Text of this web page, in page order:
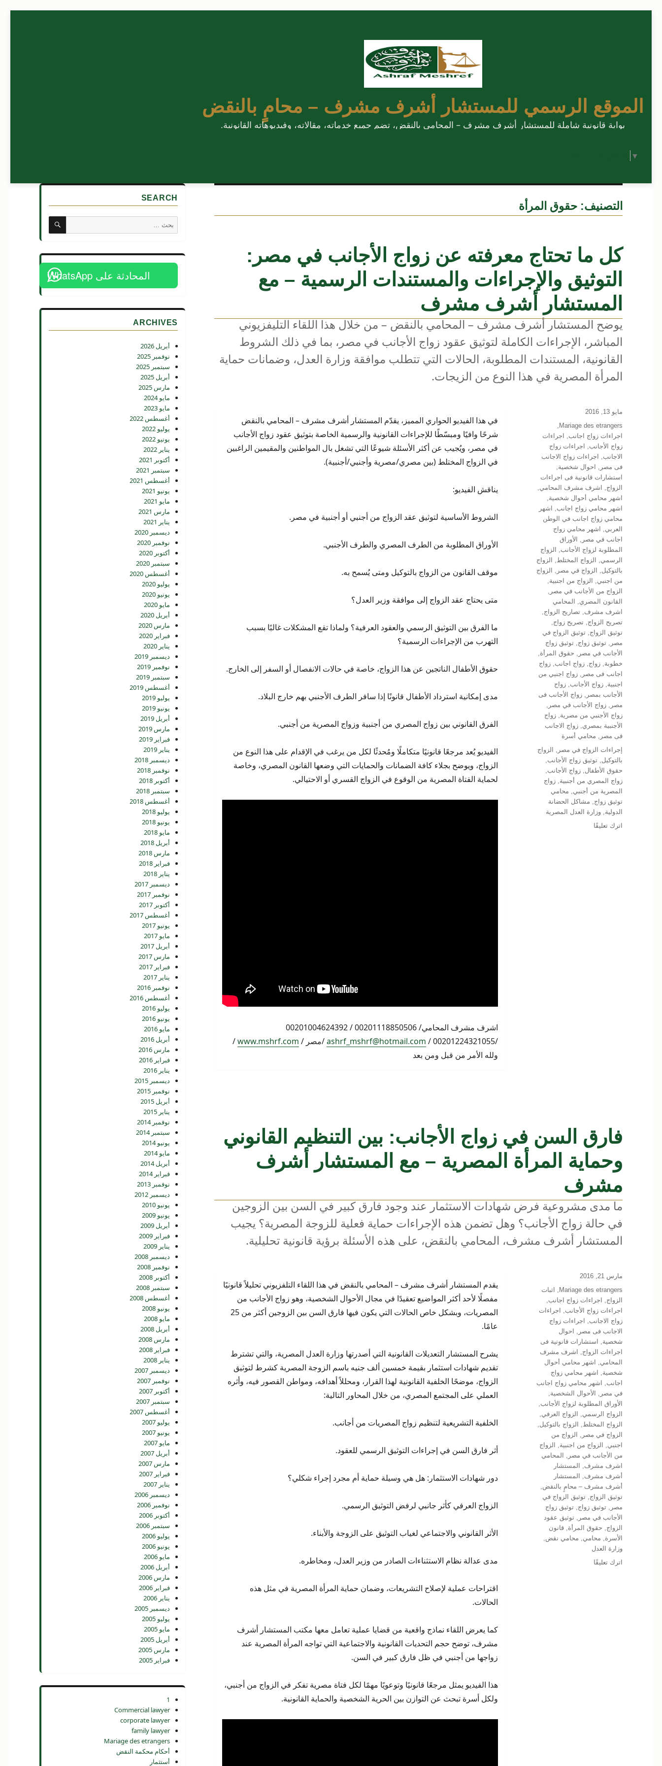
الموقع الرسمي للمستشار أشرف مشرف – محامٍ بالنقض
بوابة قانونية شاملة للمستشار أشرف مشرف – المحامي بالنقض، تضم جميع خدماته، مقالاته، وفيديوهاته القانونية.
▼
التصنيف:حقوق المرأة
كل ما تحتاج معرفته عن زواج الأجانب في مصر:
التوثيق والإجراءات والمستندات الرسمية – مع
المستشار أشرف مشرف
يوضح المستشار أشرف مشرف – المحامي بالنقض – من خلال هذا اللقاء التليفزيوني
المباشر، الإجراءات الكاملة لتوثيق عقود زواج الأجانب في مصر، بما في ذلك الشروط
القانونية، المستندات المطلوبة، الحالات التي تتطلب موافقة وزارة العدل، وضمانات حماية
المرأة المصرية في هذا النوع من الزيجات.
في هذا الفيديو الحواري المميز، يقدّم المستشار أشرف مشرف – المحامي بالنقض
شرحًا وافيًا ومبسّطًا للإجراءات القانونية والرسمية الخاصة بتوثيق عقود زواج الأجانب
في مصر، ويُجيب عن أكثر الأسئلة شيوعًا التي تشغل بال المواطنين والمقيمين الراغبين
في الزواج المختلط (بين مصري/مصرية وأجنبي/أجنبية).
يناقش الفيديو:
الشروط الأساسية لتوثيق عقد الزواج من أجنبي أو أجنبية في مصر.
الأوراق المطلوبة من الطرف المصري والطرف الأجنبي.
موقف القانون من الزواج بالتوكيل ومتى يُسمح به.
متى يحتاج عقد الزواج إلى موافقة وزير العدل؟
ما الفرق بين التوثيق الرسمي والعقود العرفية؟ ولماذا تقع المشكلات غالبًا بسبب
التهرب من الإجراءات الرسمية؟
حقوق الأطفال الناتجين عن هذا الزواج، خاصة في حالات الانفصال أو السفر إلى الخارج.
مدى إمكانية استرداد الأطفال قانونًا إذا سافر الطرف الأجنبي بهم خارج البلاد.
الفرق القانوني بين زواج المصري من أجنبية وزواج المصرية من أجنبي.
الفيديو يُعد مرجعًا قانونيًا متكاملًا ومُحدثًا لكل من يرغب في الإقدام على هذا النوع من
الزواج، ويوضح بجلاء كافة الضمانات والحمايات التي وضعها القانون المصري، وخاصة
لحماية الفتاة المصرية من الوقوع في الزواج القسري أو الاحتيالي.
اشرف مشرف المحامي/ 00201118850506 / 00201004624392
/00201224321055 /
ashrf_mshrf@hotmail.com/مصر / www.mshrf.com
/
ولله الأمر من قبل ومن بعد
نُشرت
مايو 13, 2016
التصنيفات
Mariage des etrangers
,
اجراءات زواج اجانب,
اجراءات
زواج الأجانب,
اجراءات زواج
الاجانب,
اجراءات زواج الاجانب
فى مصر , احوال شخصية,
استشارات قانونية فى اجراءات
الزواج, اشرف مشرف المحامي,
اشهر محامي أحوال شخصية,
اشهر محامي زواج اجانب,
اشهر
محامي زواج اجانب في الوطن
العربي,
اشهر محامي زواج
اجانب في مصر ,
الأوراق
المطلوبة لزواج الأجانب,
الزواج
الرسمي, الزواج المختلط,
الزواج
بالتوكيل, الزواج في مصر ,
الزواج
من اجنبي, الزواج من اجنبية,
الزواج من الأجانب في مصر ,
القانون المصري,
المحامي
اشرف مشرف,تصاريح الزواج,
تصريح الزواج,تصريح زواج,
توثيق الزواج,توثيق الزواج في
مصر ,توثيق زواج,توثيق زواج
الأجانب في مصر , حقوق المرأة,
خطوبة,زواج,زواج اجانب,زواج
اجانب فى مصر ,زواج اجنبي من
اجنبية,زواج الأجانب,زواج
الأجانب بمصر ,زواج الأجانب فى
مصر ,زواج الأجانب في مصر ,
زواج الأجنبي من مصرية,زواج
الأجنبية بمصري,زواج الاجانب
فى مصر , محامي أسرة
الوسوم
إجراءات الزواج في مصر ,
الزواج
بالتوكيل,توثيق زواج الأجانب,
حقوق الأطفال,زواج الأجانب,
زواج المصري من أجنبية,زواج
المصرية من أجنبي, محامي
توثيق زواج, مشاكل الحضانة
الدولية,وزارة العدل المصرية
اترك تعليقًا
فارق السن في زواج الأجانب: بين التنظيم القانوني
وحماية المرأة المصرية – مع المستشار أشرف
مشرف
ما مدى مشروعية فرض شهادات الاستثمار عند وجود فارق كبير في السن بين الزوجين
في حالة زواج الأجانب؟ وهل تضمن هذه الإجراءات حماية فعلية للزوجة المصرية؟ يجيب
المستشار أشرف مشرف، المحامي بالنقض، على هذه الأسئلة برؤية قانونية تحليلية.
يقدم المستشار أشرف مشرف – المحامي بالنقض في هذا اللقاء التلفزيوني تحليلاً قانونيًا
مفصلًا لأحد أكثر المواضيع تعقيدًا في مجال الأحوال الشخصية، وهو زواج الأجانب من
المصريات، وبشكل خاص الحالات التي يكون فيها فارق السن بين الزوجين أكثر من 25
عامًا.
يشرح المستشار التعديلات القانونية التي أصدرتها وزارة العدل المصرية، والتي تشترط
تقديم شهادات استثمار بقيمة خمسين ألف جنيه باسم الزوجة المصرية كشرط لتوثيق
الزواج، موضحًا الخلفية القانونية لهذا القرار، ومحللاً أهدافه، ومواطن القصور فيه، وأثره
العملي على المجتمع المصري، من خلال المحاور التالية:
الخلفية التشريعية لتنظيم زواج المصريات من أجانب.
أثر فارق السن في إجراءات التوثيق الرسمي للعقود.
دور شهادات الاستثمار: هل هي وسيلة حماية أم مجرد إجراء شكلي؟
الزواج العرفي كأثر جانبي لرفض التوثيق الرسمي.
الأثر القانوني والاجتماعي لغياب التوثيق على الزوجة والأبناء.
مدى عدالة نظام الاستثناءات الصادر من وزير العدل، ومخاطره.
اقتراحات عملية لإصلاح التشريعات، وضمان حماية المرأة المصرية في مثل هذه
الحالات.
كما يعرض اللقاء نماذج واقعية من قضايا عملية تعامل معها مكتب المستشار أشرف
مشرف، توضح حجم التحديات القانونية والاجتماعية التي تواجه المرأة المصرية عند
زواجها من أجنبي في ظل فارق كبير في السن.
هذا الفيديو يمثل مرجعًا قانونيًا وتوعويًا مهمًا لكل فتاة مصرية تفكر في الزواج من أجنبي،
ولكل أسرة تبحث عن التوازن بين الحرية الشخصية والحماية القانونية.
نُشرت
مارس 21, 2016
التصنيفات
Mariage des etrangers
, اثبات
الزواج, اجراءات زواج اجانب,
اجراءات زواج الأجانب,
اجراءات
زواج الاجانب,
اجراءات زواج
الاجانب فى مصر ,
احوال
شخصية,
استشارات قانونية فى
اجراءات الزواج,
اشرف مشرف
المحامي,
اشهر محامي أحوال
شخصية,
اشهر محامي زواج
اجانب,
اشهر محامي زواج اجانب
في مصر , الأحوال الشخصية,
الأوراق المطلوبة لزواج الأجانب,
الزواج الرسمي, الزواج العرفي,
الزواج المختلط, الزواج بالتوكيل,
الزواج في مصر ,
الزواج من
اجنبي, الزواج من اجنبية,
الزواج
من الأجانب في مصر ,
المحامي
اشرف مشرف,
المستشار
أشرف مشرف,
المستشار
أشرف مشرف – محامٍ بالنقض,
توثيق الزواج,توثيق الزواج في
مصر ,توثيق زواج,توثيق زواج
الأجانب في مصر ,توثيق عقود
الزواج, حقوق المرأة,قانون
الأسرة, محامي, محامي نقض,
وزارة العدل
اترك تعليقًا
SEARCH
عن:
بحث
المحادثة على WhatsApp
ARCHIVES
أبريل 2026
نوفمبر 2025
سبتمبر 2025
أبريل 2025
مارس 2025
مايو 2024
مايو 2023
أغسطس 2022
يوليو 2022
يونيو 2022
يناير 2022
أكتوبر 2021
سبتمبر 2021
أغسطس 2021
يونيو 2021
مايو 2021
مارس 2021
يناير 2021
ديسمبر 2020
نوفمبر 2020
أكتوبر 2020
سبتمبر 2020
أغسطس 2020
يوليو 2020
يونيو 2020
مايو 2020
أبريل 2020
مارس 2020
فبراير 2020
يناير 2020
ديسمبر 2019
نوفمبر 2019
سبتمبر 2019
أغسطس 2019
يوليو 2019
يونيو 2019
أبريل 2019
مارس 2019
فبراير 2019
يناير 2019
ديسمبر 2018
نوفمبر 2018
أكتوبر 2018
سبتمبر 2018
أغسطس 2018
يوليو 2018
يونيو 2018
مايو 2018
أبريل 2018
مارس 2018
فبراير 2018
يناير 2018
ديسمبر 2017
نوفمبر 2017
أكتوبر 2017
أغسطس 2017
يونيو 2017
مايو 2017
أبريل 2017
مارس 2017
فبراير 2017
يناير 2017
نوفمبر 2016
أغسطس 2016
يوليو 2016
يونيو 2016
مايو 2016
أبريل 2016
مارس 2016
فبراير 2016
يناير 2016
ديسمبر 2015
نوفمبر 2015
أبريل 2015
يناير 2015
نوفمبر 2014
سبتمبر 2014
يونيو 2014
مايو 2014
أبريل 2014
فبراير 2014
نوفمبر 2013
ديسمبر 2012
يونيو 2010
يونيو 2009
أبريل 2009
فبراير 2009
يناير 2009
ديسمبر 2008
نوفمبر 2008
أكتوبر 2008
سبتمبر 2008
أغسطس 2008
يونيو 2008
مايو 2008
أبريل 2008
مارس 2008
فبراير 2008
يناير 2008
ديسمبر 2007
نوفمبر 2007
أكتوبر 2007
سبتمبر 2007
أغسطس 2007
يوليو 2007
يونيو 2007
مايو 2007
أبريل 2007
مارس 2007
فبراير 2007
يناير 2007
ديسمبر 2006
نوفمبر 2006
أكتوبر 2006
سبتمبر 2006
يوليو 2006
يونيو 2006
مايو 2006
أبريل 2006
مارس 2006
فبراير 2006
يناير 2006
ديسمبر 2005
يوليو 2005
مايو 2005
أبريل 2005
مارس 2005
فبراير 2005
1
Commercial lawyer
corporate lawyer
family lawyer
Mariage des etrangers
أحكام محكمة النقض
أستثمار